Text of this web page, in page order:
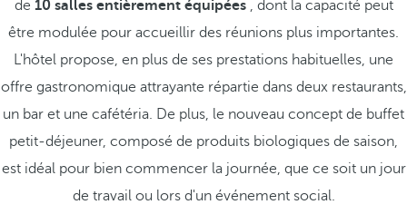
de 10 salles entièrement équipées, dont la capacité peut
être modulée pour accueillir des réunions plus importantes.
L'hôtel propose, en plus de ses prestations habituelles, une
offre gastronomique attrayante répartie dans deux restaurants,
un bar et une cafétéria. De plus, le nouveau concept de buffet
petit-déjeuner, composé de produits biologiques de saison,
est idéal pour bien commencer la journée, que ce soit un jour
de travail ou lors d'un événement social.